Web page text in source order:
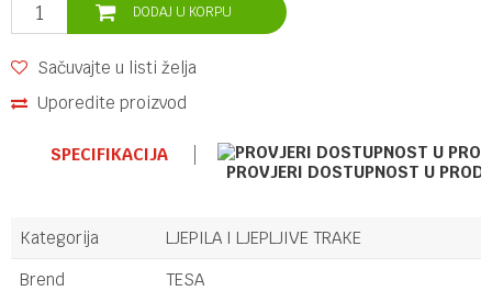
DODAJ U KORPU
Sačuvajte u listi želja
Uporedite proizvod
SPECIFIKACIJA
PROVJERI DOSTUPNOST U
Kategorija
LJEPILA I LJEPLJIVE TRAKE
Brend
TESA